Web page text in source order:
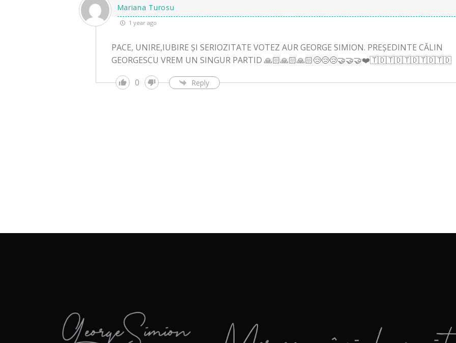
Mariana Turosu
1 year ago
PACE, UNIRE,IUBIRE ȘI SERIOZITATE VOTEZ AUR GEORGE SIMION. PREȘEDINTE CĂLIN
GEORGESCU VREM UN SINGUR PARTID 🙏🏻🙏🏻🙏🏻😢😢😢🤝🤝🤝❤️🇹🇩🇹🇩🇹🇩🇹🇩🇹🇩
0
Reply